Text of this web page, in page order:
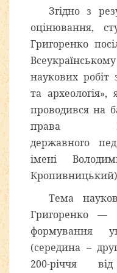
Згідно з
оцінювання,
Григоренко
наукових робіт
та археологія»,
проводився на
права
державного
імені
Тема
Григоренко —
формування
(середина –
200-річчя